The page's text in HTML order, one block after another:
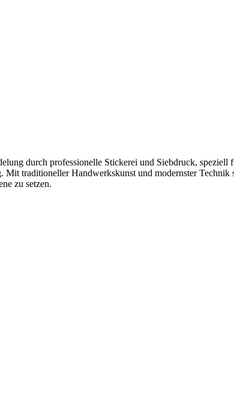
durch professionelle Stickerei und Siebdruck,
traditioneller Handwerkskunst und modernster
zu setzen.